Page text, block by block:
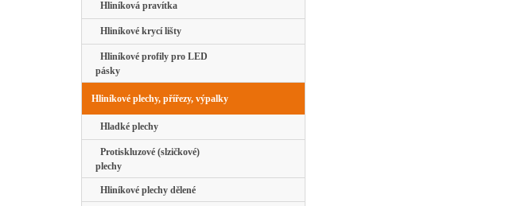
Hliníková pravítka
Hliníkové krycí lišty
Hliníkové profily pro LED
pásky
Hliníkové plechy, přířezy, výpalky
Hladké plechy
Protiskluzové (slzičkové)
plechy
Hliníkové plechy dělené